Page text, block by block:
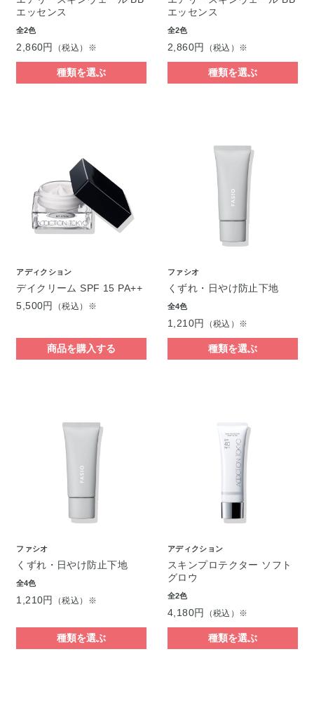
エッセンス
全2色
2,860円 （税込）※
種類を選ぶ
エッセンス
全2色
2,860円 （税込）※
種類を選ぶ
アディクション
デイクリーム SPF 15 PA++
5,500円
（税込）※
商品を購入する
ファシオ
くずれ・日やけ防止下地
全4色
1,210円 （税込）※
種類を選ぶ
ファシオ
くずれ・日やけ防止下地
全4色
1,210円 （税込）※
種類を選ぶ
アディクション
スキンプロテクター ソフト
グロウ
全2色
4,180円 （税込）※
種類を選ぶ